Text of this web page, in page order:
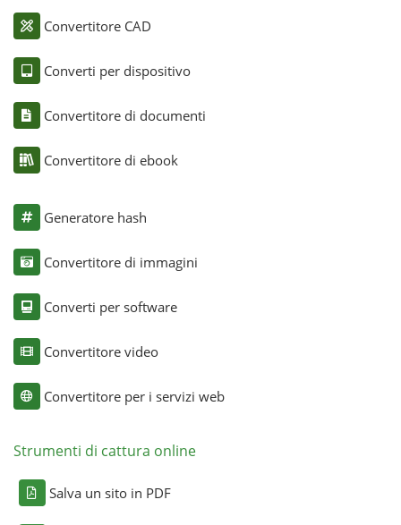
Convertitore CAD
Converti per dispositivo
Convertitore di documenti
Convertitore di ebook
Generatore hash
Convertitore di immagini
Converti per software
Convertitore video
Convertitore per i servizi web
Strumenti di cattura online
Salva un sito in PDF